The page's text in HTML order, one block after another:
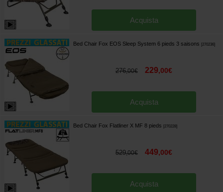
Acquista
Bed Chair Fox EOS Sleep System 6 pieds 3 saisons 270236]
276,00€ 229,00€
Acquista
Bed Chair Fox Flatliner X MF 8 pieds 270228]
529,00€ 449,00€
Acquista